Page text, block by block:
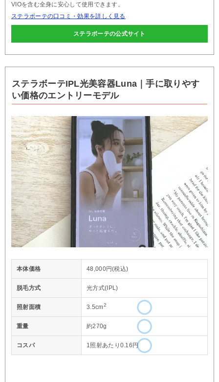
VIOを含む全身に安心して使用できます。
ステラボーテの口コミ・効果を詳しく見る
ステラボーテの公式サイト
ステラボーテIPL光美容器Luna｜手に取りやす
い価格のエントリーモデル
本体価格 48,000円(税込)
脱毛方式 光方式(IPL)
照射面積 3.5cm2
重量 約270g
コスパ 1照射あたり0.16円